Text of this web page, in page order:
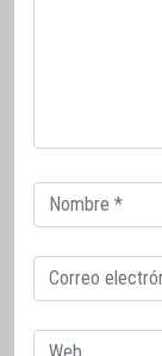
Correo
electrónico
Correo
electrónico
Web